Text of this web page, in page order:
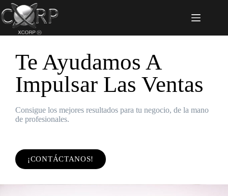
Te Ayudamos A
Impulsar Las Ventas
Consigue los mejores resultados para tu negocio, de la mano
de profesionales.
¡CONTÁCTANOS!